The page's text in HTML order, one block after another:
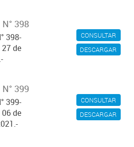
CONSULTAR
DESCARGAR
398
398-
de
CONSULTAR
DESCARGAR
399
399-
de